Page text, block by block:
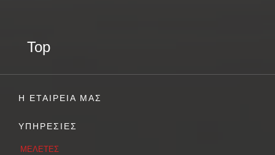
Top
Η ΕΤΑΙΡΕΙΑ ΜΑΣ
ΥΠΗΡΕΣΙΕΣ
ΜΕΛΕΤΕΣ